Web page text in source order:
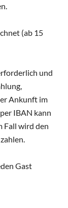
(ab 15
und
Ankunft im
IBAN kann
Fall wird den
Gast